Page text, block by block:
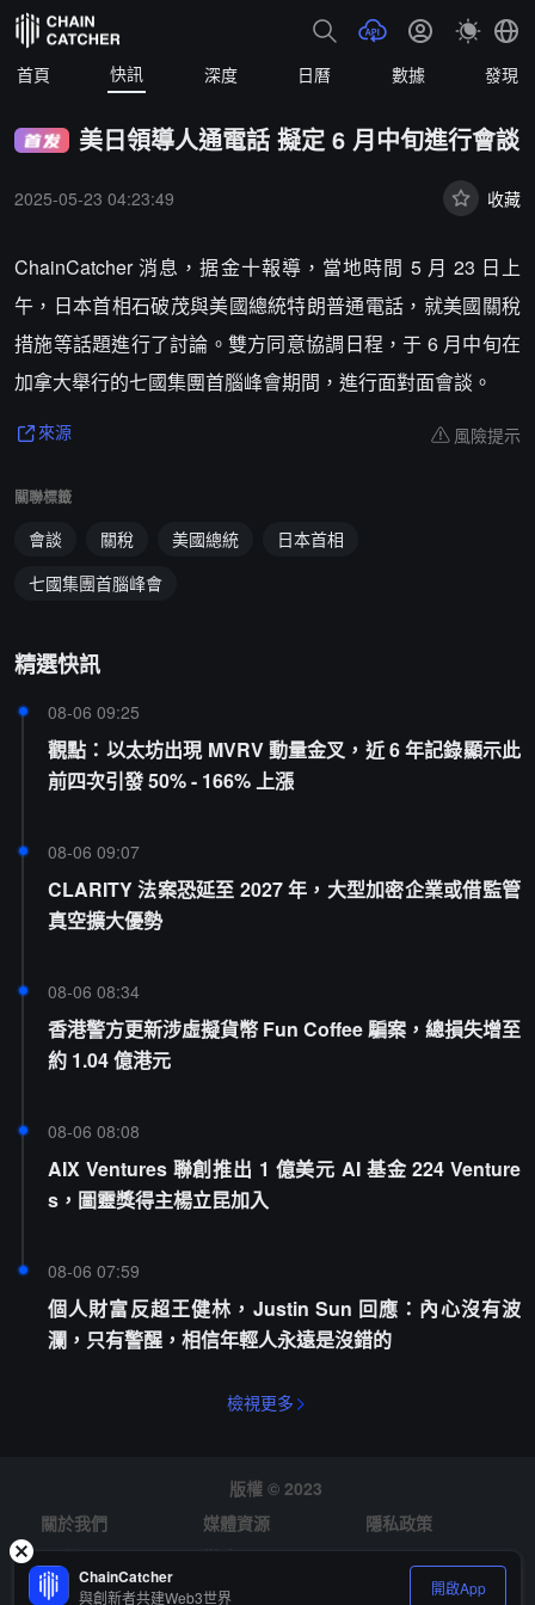
首頁 快訊 深度 日曆 數據 發現
美日領導人通電話 擬定 6 月中旬進行會談
2025-05-23 04:23:49 收藏
ChainCatcher 消息，据金十報導，當地時間 5 月 23 日上
午，日本首相石破茂與美國總統特朗普通電話，就美國關稅
措施等話題進行了討論。雙方同意協調日程，于 6 月中旬在
加拿大舉行的七國集團首腦峰會期間，進行面對面會談。
來源 風險提示
關聯標籤
會談 關稅 美國總統
日本首相
七國集團首腦峰會
精選快訊
08-06 09:25
觀點：以太坊出現 MVRV 動量金叉，近 6 年記錄顯示此
前四次引發 50% - 166% 上漲
08-06 09:07
CLARITY 法案恐延至 2027 年，大型加密企業或借監管
真空擴大優勢
08-06 08:34
香港警方更新涉虛擬貨幣 Fun Coffee 騙案，總損失增至
約 1.04 億港元
08-06 08:08
AIX Ventures 聯創推出 1 億美元 AI 基金 224 Venture
s，圖靈獎得主楊立昆加入
08-06 07:59
個人財富反超王健林，Justin Sun 回應：內心沒有波
瀾，只有警醒，相信年輕人永遠是沒錯的
檢視更多
版權 © 2023
關於我們
媒體資源
隱私政策
風險提示
徵才
ChainCatcher
與創新者共建Web3世界 開啟App